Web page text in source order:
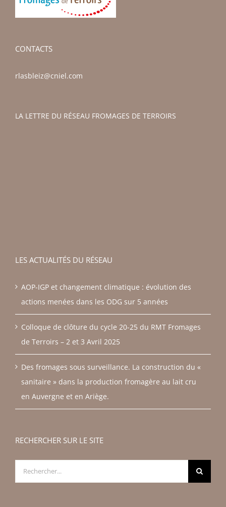
CONTACTS
rlasbleiz@cniel.com
LA LETTRE DU RÉSEAU FROMAGES DE TERROIRS
LES ACTUALITÉS DU RÉSEAU
AOP-IGP et changement climatique : évolution des
actions menées dans les ODG sur 5 années
Colloque de clôture du cycle 20-25 du RMT Fromages
de Terroirs – 2 et 3 Avril 2025
Des fromages sous surveillance. La construction du «
sanitaire » dans la production fromagère au lait cru
en Auvergne et en Ariège.
RECHERCHER SUR LE SITE
Rechercher: